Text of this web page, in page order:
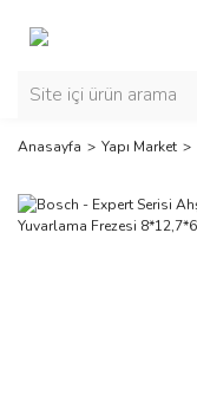
Anasayfa Yapı Market